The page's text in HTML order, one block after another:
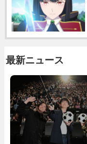
最新ニュース